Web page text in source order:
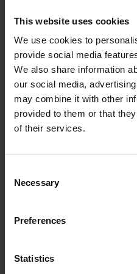
This website uses cookies
We use cookies to
provide social media
We also share information
our social media,
may combine it with other
provided to them or that
of their services.
Selection
Necessary
Preferences
Statistics
ajudam a prolongar a vida
reduzir os resíduos e as
Como começar a